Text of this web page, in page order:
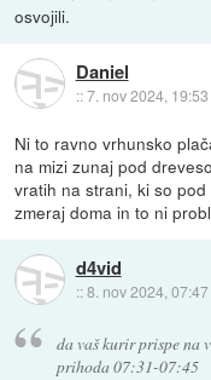
osvojili.
Daniel
::7. nov 2024, 19:53
Ni to ravno vrhunsko
na mizi zunaj pod
vratih na strani, ki so
zmeraj doma in to ni
d4vid
::8. nov 2024, 07:47
da vaš kurir prispe na
prihoda 07:31-07:45